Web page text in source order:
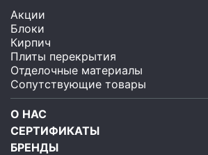
Акции
Блоки
Кирпич
Плиты перекрытия
Отделочные материалы
Сопутствующие товары
О НАС
СЕРТИФИКАТЫ
БРЕНДЫ